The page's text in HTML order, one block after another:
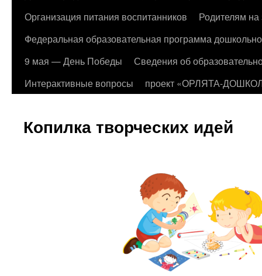
Организация питания воспитанников
Родителям на
Федеральная образовательная программа
9 мая — День Победы
Сведения об
Интерактивные вопросы
проект «ОРЛЯТА-
Копилка творческих идей